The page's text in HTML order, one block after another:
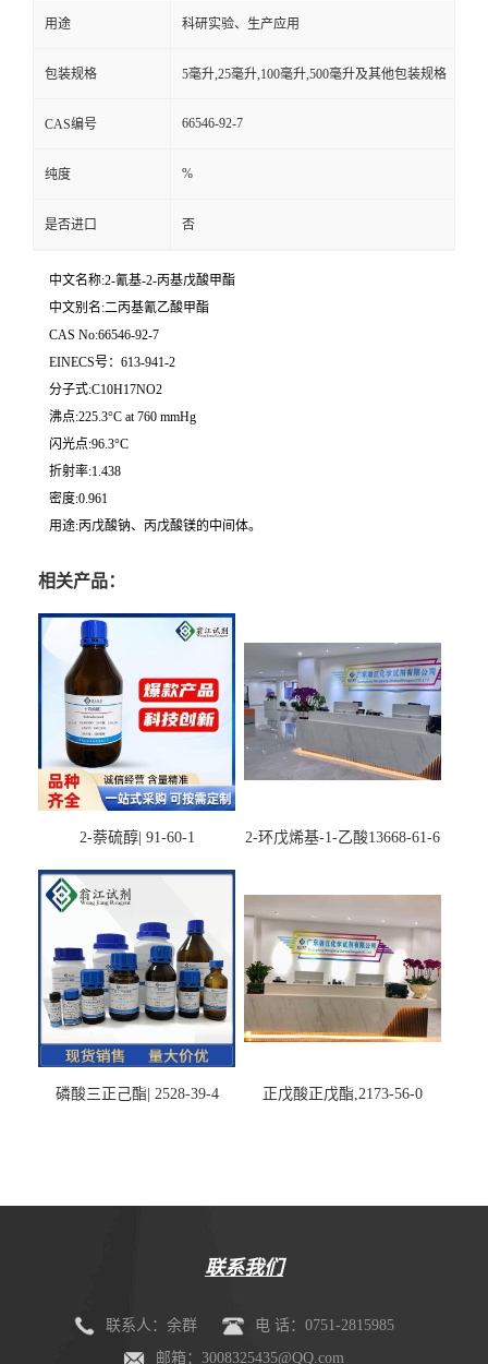
用途 科研实验、生产应用
包装规格 5毫升,25毫升,100毫升,500毫升及其他包装规格
CAS编号 66546-92-7
纯度 %
是否进口 否
中文名称:2-氰基-2-丙基戊酸甲酯
中文别名:二丙基氰乙酸甲酯
CAS No:66546-92-7
EINECS号：613-941-2
分子式:C10H17NO2
沸点:225.3°C at 760 mmHg
闪光点:96.3°C
折射率:1.438
密度:0.961
用途:丙戊酸钠、丙戊酸镁的中间体。
相关产品：
2-萘硫醇| 91-60-1 2-环戊烯基-1-乙酸13668-61-6
磷酸三正己酯| 2528-39-4 正戊酸正戊酯,2173-56-0
联系我们
联系人：余群
电 话：0751-2815985
邮箱：3008325435@QQ.com